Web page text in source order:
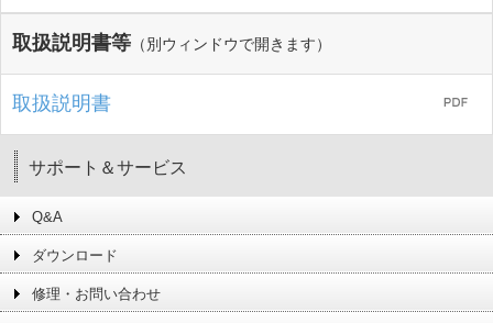
取扱説明書等 （別ウィンドウで開きます）
取扱説明書
サポート＆サービス
Q&A
ダウンロード
修理・お問い合わせ